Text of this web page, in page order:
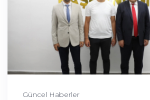
Güncel Haberler